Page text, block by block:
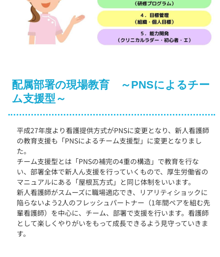
配属部署の現場教育 ～PNSによるチー
ム支援型～
平成27年度より看護提供方式がPNSに変更となり、新人看護師
の教育支援も「PNSによるチーム支援型」に変更となりまし
た。
チーム支援型とは「PNSの補完の4重の構造」で教育を行な
い、部署全体で新人ん支援を行っていくもので、厚生労働省の
マニュアルにある「屋根瓦方式」と同じ体制をいいます。
新人看護師がスムーズに職場適応でき、リアリティショックに
陥らないよう2人のフレッシュパートナー（1年間ペアを組む先
輩看護師）を中心に、チーム、部署で支援を行います。看護師
として楽しくやりがいをもって成長できるよう見守っていきま
す。